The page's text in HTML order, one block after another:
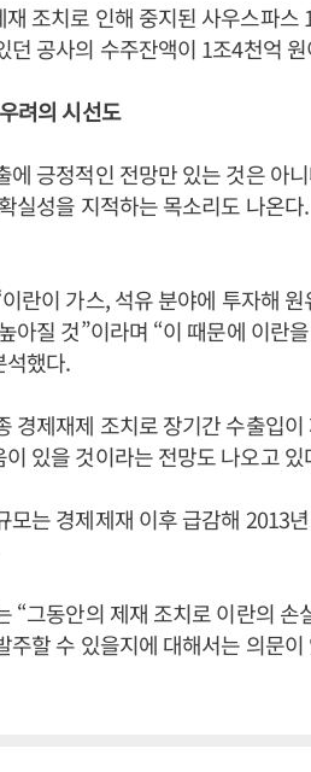
조치로 인해 중지된 사우스파
던 공사의 수주잔액이 1조4천억
려의 시선도
에 긍정적인 전망만 있는 것은 아
실성을 지적하는 목소리도 나온다.
란이 가스, 석유 분야에 투자해
아질 것”이라며 “이 때문에 이란
석했다.
경제재제 조치로 장기간 수출입
있을 것이라는 전망도 나오고 있
모는 경제제재 이후 급감해 2013
“그동안의 제재 조치로 이란의
주할 수 있을지에 대해서는 의문